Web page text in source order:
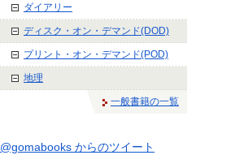
ダイアリー
ディスク・オン・デマンド(DOD)
プリント・オン・デマンド(POD)
地理
一般書籍の一覧
@gomabooks からのツイート